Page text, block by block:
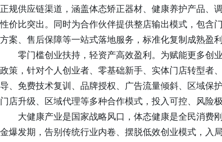
正规供应链渠道，涵盖体态矫正器材、健康养护产品、
性价比突出。同时为合作伙伴提供整店输出模式，包含
方案、售后保障等一站式落地服务，标准化复制成熟盈
零门槛创业扶持，轻资产高效盈利。为赋能更多创
政策，针对个人创业者、零基础新手、实体门店转型者
导、免费技术复训、品牌授权、广告流量倾斜、区域保
门店升级、区域代理等多种合作模式，投入可控、风险
大健康产业是国家战略风口，体态健康是全民消费
金爆发期，告别传统行业内卷、摆脱低效创业模式，入